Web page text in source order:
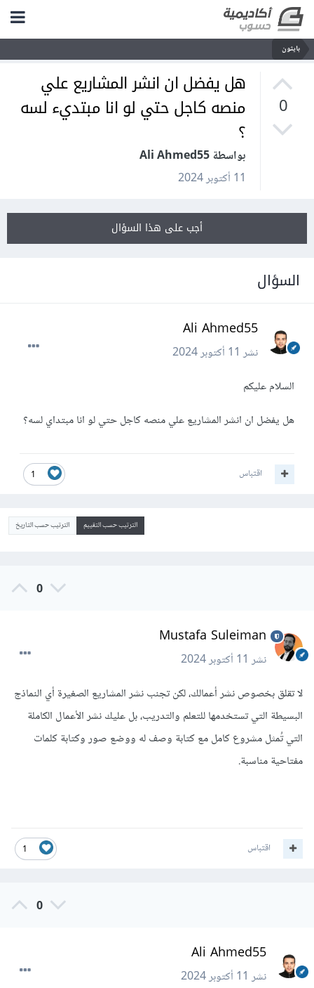
بايثون
0
هل يفضل ان انشر المشاريع علي
منصه كاجل حتي لو انا مبتديء لسه
؟
بواسطة Ali Ahmed55
11 أكتوبر 2024
أجب على هذا السؤال
السؤال
Ali Ahmed55
نشر11 أكتوبر 2024
السلام عليكم
هل يفضل ان انشر المشاريع علي منصه كاجل حتي لو انا مبتداي لسه؟
1 اقتباس
الترتيب حسب التقييم الترتيب حسب التاريخ
0
Mustafa Suleiman
نشر11 أكتوبر 2024
لا تقلق بخصوص نشر أعمالك، لكن تجنب نشر المشاريع الصغيرة أي النماذج
البسيطة التي تستخدمها للتعلم والتدريب، بل عليك نشر الأعمال الكاملة
التي تُمثل مشروع كامل مع كتابة وصف له ووضع صور وكتابة كلمات
مفتاحية مناسبة.
1 اقتباس
0
Ali Ahmed55
نشر11 أكتوبر 2024